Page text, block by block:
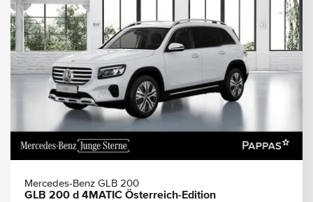
Mercedes-Benz GLB 200
GLB 200 d 4MATIC Österreich-Edition